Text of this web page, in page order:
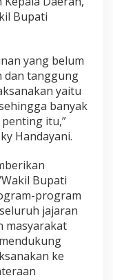
Bupati
yang belum
dan tanggung
yaitu
banyak
itu,”
Handayani.
Bupati
program
jajaran
masyarakat
ke